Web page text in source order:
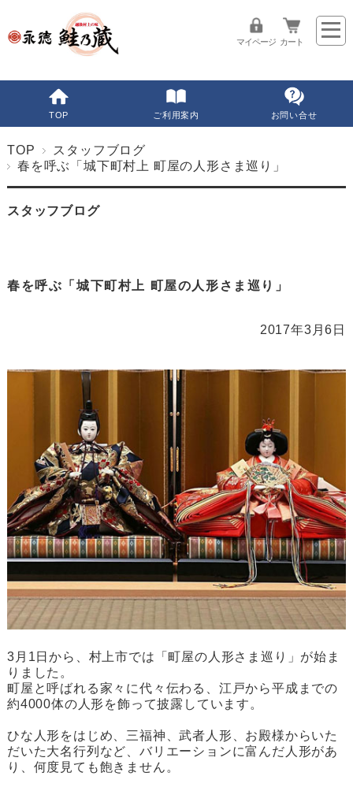
マイページ カート
TOP ご利用案内 お問い合せ
TOP
スタッフブログ
春を呼ぶ「城下町村上 町屋の人形さま巡り」
スタッフブログ
春を呼ぶ「城下町村上 町屋の人形さま巡り」
2017年3月6日
3月1日から、村上市では「町屋の人形さま巡り」が始ま
りました。
町屋と呼ばれる家々に代々伝わる、江戸から平成までの
約4000体の人形を飾って披露しています。
ひな人形をはじめ、三福神、武者人形、お殿様からいた
だいた大名行列など、バリエーションに富んだ人形があ
り、何度見ても飽きません。